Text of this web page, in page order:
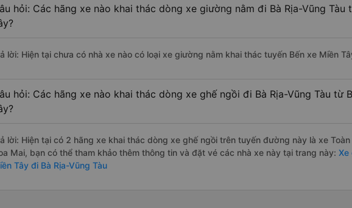
hỏi: Các hãng xe nào khai thác dòng xe giường nằm đi Bà Rịa-Vũng Tàu
lời: Hiện tại chưa có nhà xe nào có loại xe giường nằm khai thác tuyến Bến xe Miền
hỏi: Các hãng xe nào khai thác dòng xe ghế ngồi đi Bà Rịa-Vũng Tàu từ
lời: Hiện tại có 2 hãng xe khai thác dòng xe ghế ngồi trên tuyến đường này là xe
Mai, bạn có thể tham khảo thêm thông tin và đặt vé các nhà xe này tại trang này: Xe
Tây đi Bà Rịa-Vũng Tàu